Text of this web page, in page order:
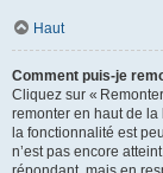
Haut
Comment puis-je
Cliquez sur «
remonter en haut de
la fonctionnalité est
n’est pas encore